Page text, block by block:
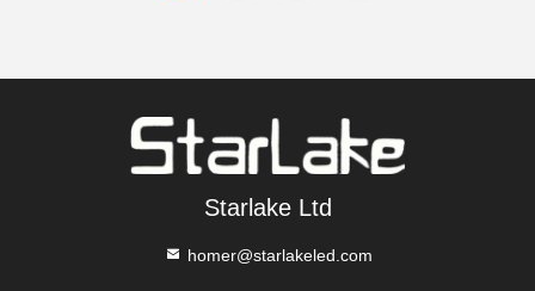
Starlake Ltd
homer@starlakeled.com